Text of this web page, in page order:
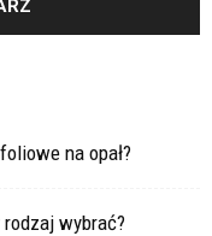
na opał?
wybrać?